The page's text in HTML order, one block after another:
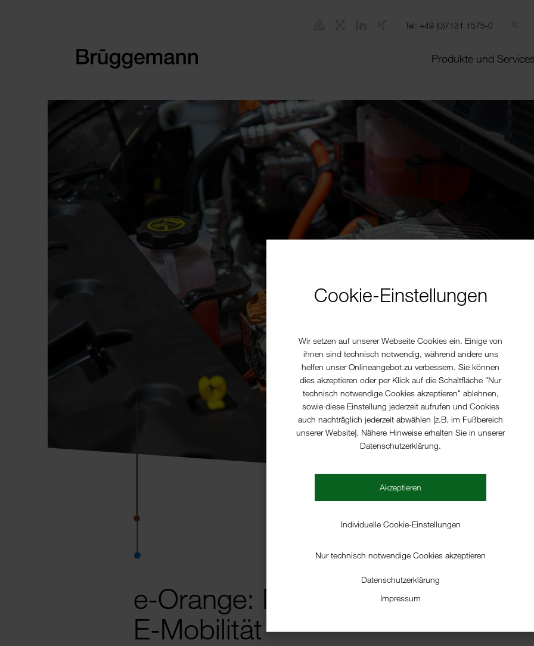
Cookie-Einstellungen
Wir setzen auf unserer Webseite Cookies ein. Einige von
ihnen sind technisch notwendig, während andere uns
helfen unser Onlineangebot zu verbessern. Sie können
dies akzeptieren oder per Klick auf die Schaltfläche "Nur
technisch notwendige Cookies akzeptieren" ablehnen,
sowie diese Einstellung jederzeit aufrufen und Cookies
auch nachträglich jederzeit abwählen [z.B. im Fußbereich
unserer Website]. Nähere Hinweise erhalten Sie in unserer
Datenschutzerklärung.
Akzeptieren
Individuelle Cookie-Einstellungen
Nur technisch notwendige Cookies akzeptieren
Datenschutzerklärung
Impressum
Tel: +49 (0)7131 1575-0
Produkte und Services
e-Orange: Das neue Schwarz der
E-Mobilität